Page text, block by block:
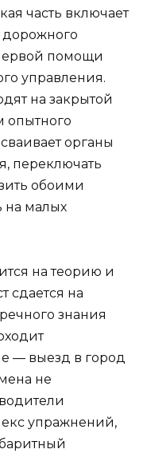
часть включает
дорожного
помощи
управления.
на закрытой
опытного
органы
переключать
обоими
на малых
на теорию и
сдается на
знания
— выезд в город
не
упражнений,